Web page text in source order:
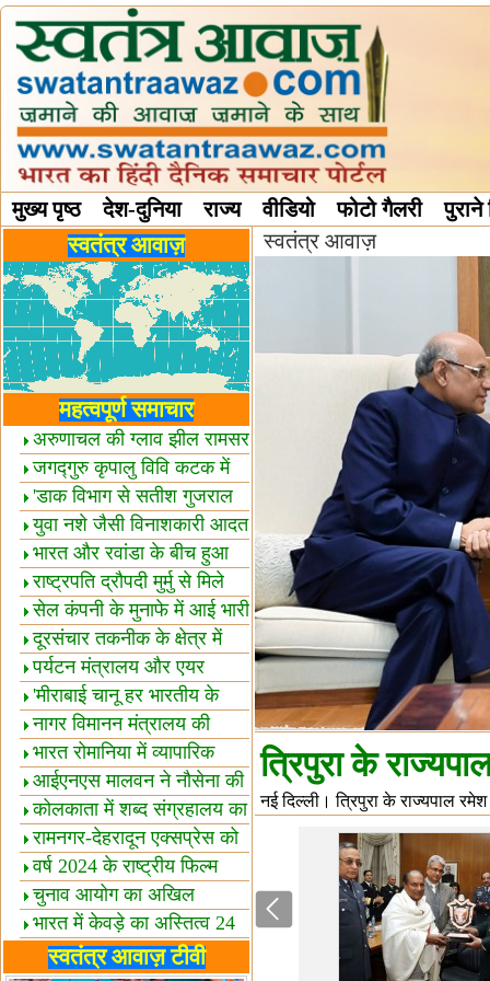
मुख्य पृष्ठ देश-दुनिया राज्य वीडियो फोटो गैलरी
विविध स्तंभस्वतंत्र आवाज़
महत्वपूर्ण समाचार
अरुणाचल की ग्लाव झील रामसर
स्थल घोषित
जगद्गुरु कृपालु विवि कटक में
शैक्षिक सत्र शुरू
'डाक विभाग से सतीश गुजराल
का रिश्ता गहरा'
युवा नशे जैसी विनाशकारी आदत
से दूर रहें-मोदी
भारत और रवांडा के बीच हुआ
व्यापार विस्तार
राष्ट्रपति द्रौपदी मुर्मु से मिले
बस्तर के प्रतिनिधि
सेल कंपनी के मुनाफे में आई भारी
उछाल!
दूरसंचार तकनीक के क्षेत्र में
उत्कृष्टता पुरस्कार
पर्यटन मंत्रालय और एयर
इंडिया में समझौता
'मीराबाई चानू हर भारतीय के
लिए प्रेरणा'
नागर विमानन मंत्रालय की
यात्रियों को सलाह
भारत रोमानिया में व्यापारिक
साझेदारियां
आईएनएस मालवन ने नौसेना की
ताकत बढ़ाई
कोलकाता में शब्द संग्रहालय का
उद्घाटन
रामनगर-देहरादून एक्सप्रेस को
हरी झंडी
वर्ष 2024 के राष्ट्रीय फिल्म
पुरस्कारों की घोषणा
चुनाव आयोग का अखिल
भारतीय मीडिया सम्मेलन
भारत में केवड़े का अस्तित्‍व 24
लाख वर्ष!
लखनऊ में 'एक राष्ट्र एक
स्वतंत्र आवाज़ टीवी
स्वतंत्र आवाज़
त्रिपुरा के
नई दिल्ली। त्रिपुरा के राज्यपाल